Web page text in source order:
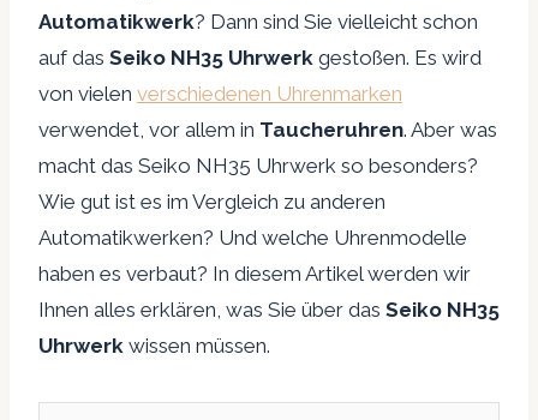
Automatikwerk? Dann sind Sie vielleicht schon
auf das Seiko NH35 Uhrwerk gestoßen. Es wird
von vielen verschiedenen Uhrenmarken
verwendet, vor allem in Taucheruhren. Aber was
macht das Seiko NH35 Uhrwerk so besonders?
Wie gut ist es im Vergleich zu anderen
Automatikwerken? Und welche Uhrenmodelle
haben es verbaut? In diesem Artikel werden wir
Ihnen alles erklären, was Sie über das Seiko NH35
Uhrwerk wissen müssen.